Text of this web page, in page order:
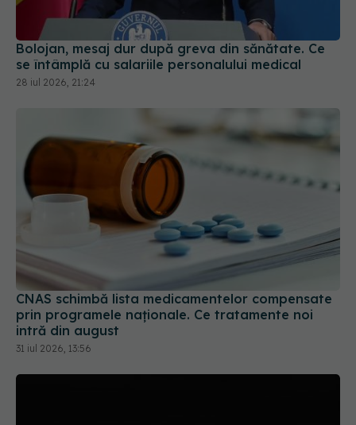
Bolojan, mesaj dur după greva din sănătate. Ce
se întâmplă cu salariile personalului medical
28 iul 2026, 21:24
CNAS schimbă lista medicamentelor compensate
prin programele naționale. Ce tratamente noi
intră din august
31 iul 2026, 13:56